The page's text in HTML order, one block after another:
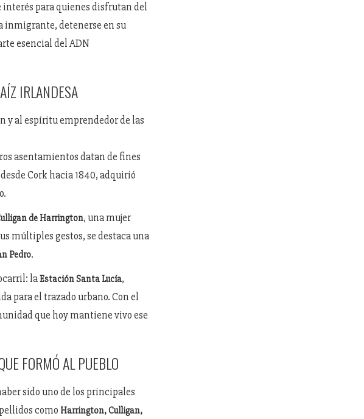
interés para quienes disfrutan del
inmigrante, detenerse en su
esencial del ADN
IRLANDESA
y al espíritu emprendedor de las
asentamientos datan de fines
Cork hacia 1840, adquirió
de Harrington, una mujer
múltiples gestos, se destaca una
Pedro.
laEstación Santa Lucía,
para el trazado urbano. Con el
que hoy mantiene vivo ese
FORMÓ AL PUEBLO
sido uno de los principales
como Harrington, Culligan,